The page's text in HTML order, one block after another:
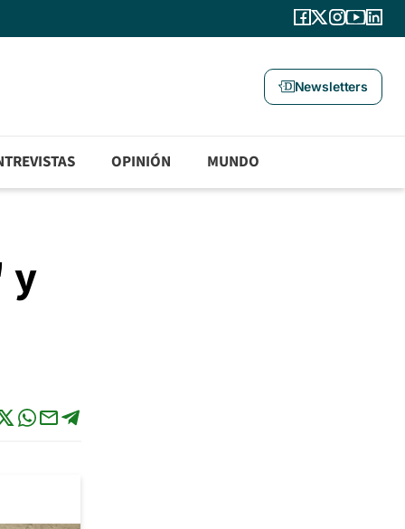
Newsletters
OPINIÓN MUNDO
y